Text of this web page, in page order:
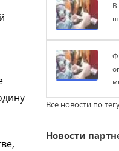
В
Все новости по
Новости